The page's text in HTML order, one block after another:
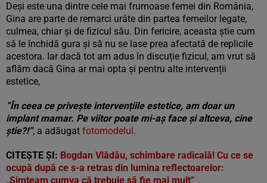
Deși este una dintre cele mai frumoase femei din România,
Gina are parte de remarci urâte din partea femeilor legate,
culmea, chiar și de fizicul său. Din fericire, aceasta știe cum
să le închidă gura și să nu se lase prea afectată de replicile
acestora. Iar dacă tot am adus în discuție fizicul, am vrut să
aflăm dacă Gina ar mai opta și pentru alte intervenții
estetice,
”În ceea ce privește intervențiile estetice, am doar un
implant mamar. Pe viitor poate mi-aș face și altceva, cine
știe?!”, a adăugat fotomodelul.
CITEȘTE ȘI: Bogdan Vlădău, schimbare radicală! Cu ce se
ocupă după ce s-a retras din lumina reflectoarelor:
„Simțeam cumva că trebuie să fie mai mult”